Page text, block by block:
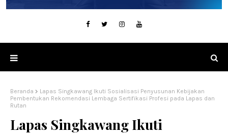
Beranda
Lapas Singkawang Ikuti Sosialisasi Penyusunan Kebijakan
Pembentukan Rekomendasi Lembaga Sertifikasi Profesi pada Lapas dan
Rutan
Lapas Singkawang Ikuti